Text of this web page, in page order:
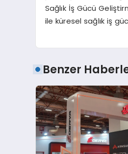
Sağlık İş GücüGeliş
ile küresel sağlık işgüc
Benzer